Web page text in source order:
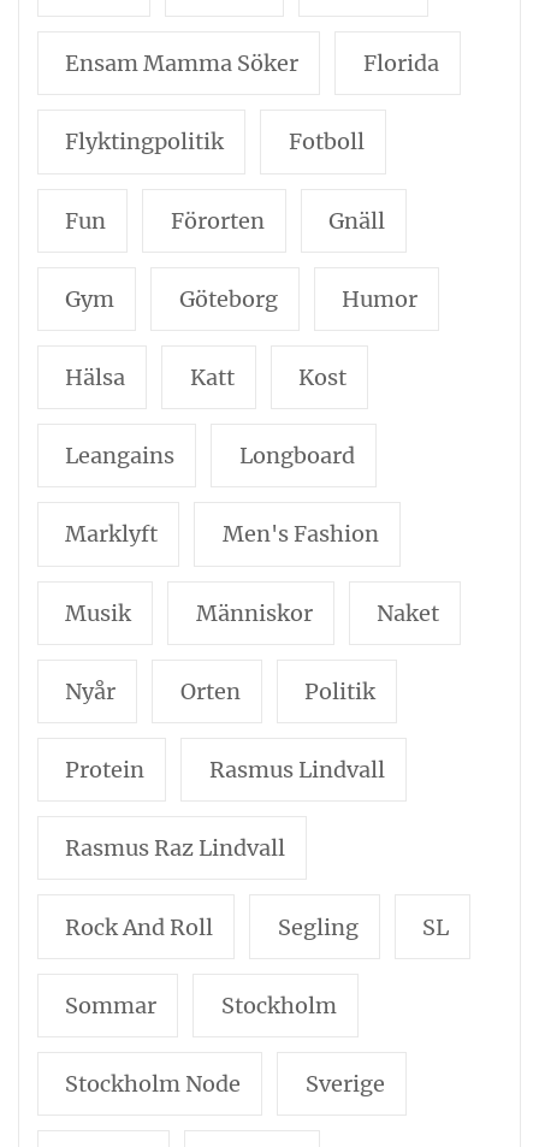
Ensam Mamma Söker Florida
Flyktingpolitik Fotboll
Fun Förorten Gnäll
Gym Göteborg Humor
Hälsa Katt Kost
Leangains Longboard
Marklyft Men's Fashion
Musik Människor Naket
Nyår Orten Politik
Protein Rasmus Lindvall
Rasmus Raz Lindvall
Rock And Roll Segling SL
Sommar Stockholm
Stockholm Node Sverige